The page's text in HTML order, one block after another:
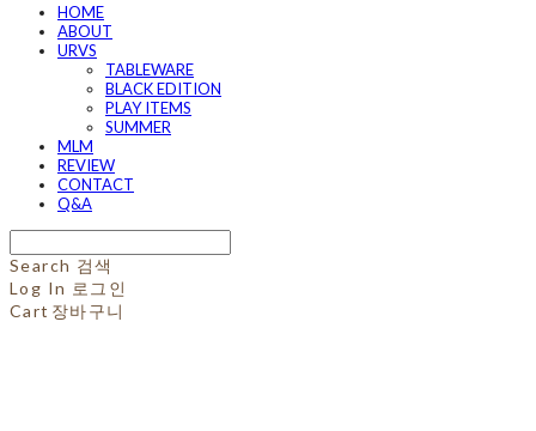
HOME
ABOUT
URVS
TABLEWARE
BLACK EDITION
PLAY ITEMS
SUMMER
MLM
REVIEW
CONTACT
Q&A
Search 검색
Log In 로그인
Cart 장바구니